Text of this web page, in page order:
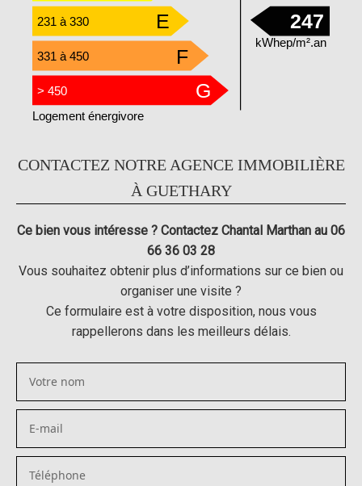
E
F
G
Logement énergivore
231 à 330
331 à 450
> 450
247
kWhep/m².an
CONTACTEZ NOTRE AGENCE IMMOBILIÈRE
À GUETHARY
Ce bien vous intéresse ? Contactez Chantal Marthan au 06
66 36 03 28
Vous souhaitez obtenir plus d’informations sur ce bien ou
organiser une visite ?
Ce formulaire est à votre disposition, nous vous
rappellerons dans les meilleurs délais.